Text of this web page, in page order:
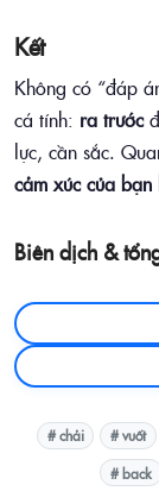
Kết
Không có “đáp
cá tính: ra trước
lực, cần sắc.
cảm xúc của bạn
Biên dịch &
# chải # vuốt
# back